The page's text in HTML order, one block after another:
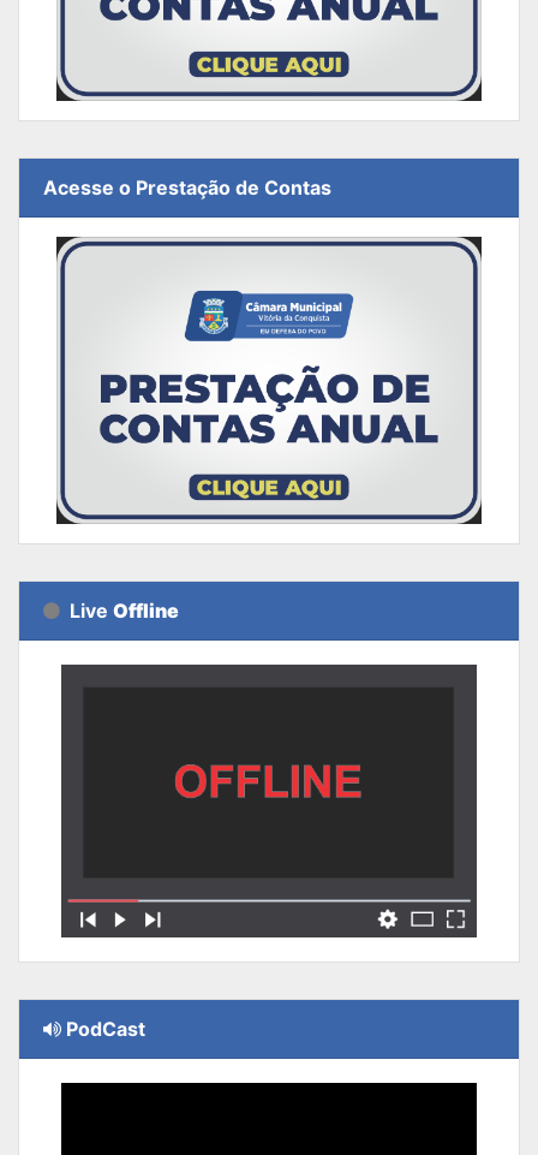
Acesse o Prestação de Contas
Live Offline
PodCast